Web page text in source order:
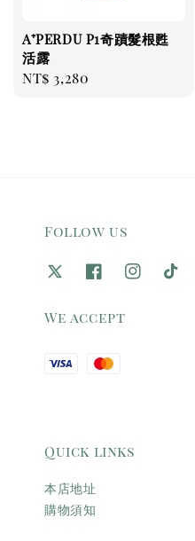
A⁺PERDU P1奇蹟髮根甦
活露
Regular
NT$ 3,280
Follow us
We accept
Quick links
本店地址
購物須知